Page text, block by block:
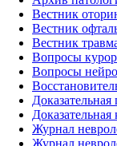
Вестник
Вестник
Вестник
Вопросы
Вопросы
Доказательная
Журнал
Журнал